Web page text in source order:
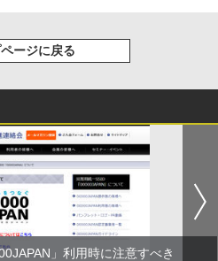
ページに戻る
」利用時に注意すべき